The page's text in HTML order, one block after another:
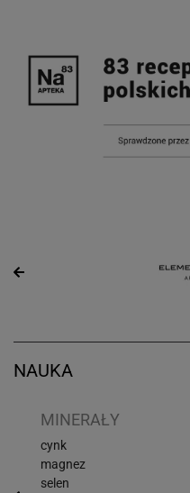
NAUKA
MINERAŁY
cynk
magnez
selen